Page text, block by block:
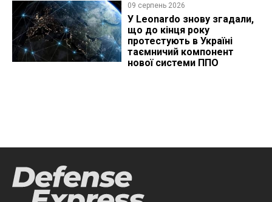
09 серпень 2026
У Leonardo знову згадали,
що до кінця року
протестують в Україні
таємничий компонент
нової системи ППО